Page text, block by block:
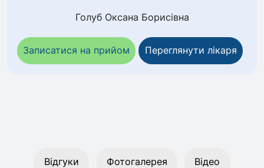
Голуб Оксана Борисівна
Записатися на прийом Переглянути лікаря
Відгуки Фотогалерея Відео